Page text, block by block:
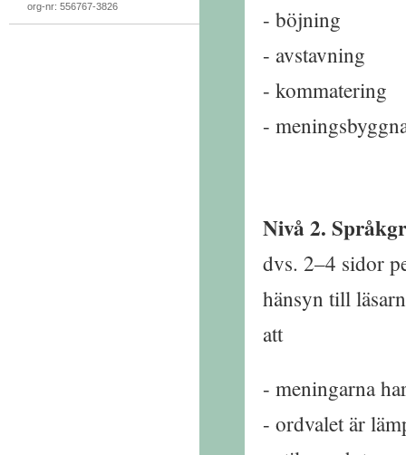
org-nr: 556767-3826
böjning
avstavning
kommatering
Nivå 2.
dvs. 2–4 sidor
hänsyn till
att
meningarna
ordvalet är